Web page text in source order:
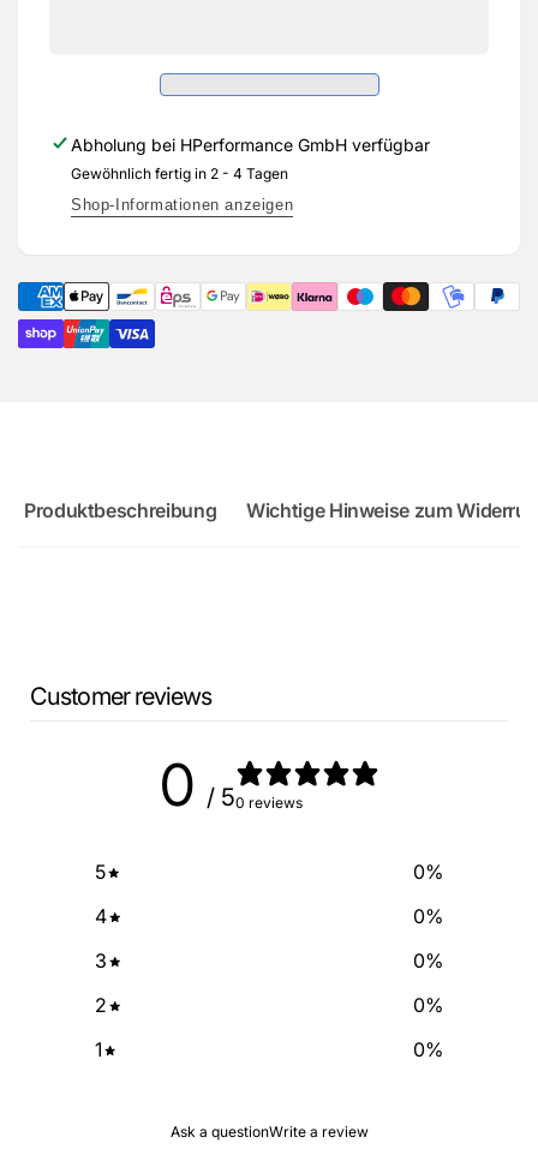
570
Ersatzteil
für
Audi
802
570
Original
Ersatzteil
für
Sportback
Abholung bei HPerformance GmbH verfügbar
Gewöhnlich fertig in 2 - 4 Tagen
Shop-Informationen anzeigen
Produktbeschreibung Wichtige Hinweise zum
Customer reviews
0 / 50 reviews
5 0%
4
0%
3
0%
2
0%
1
0%
Ask a questionWrite a review